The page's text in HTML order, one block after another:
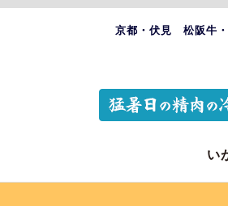
京都・伏見 松阪牛
い